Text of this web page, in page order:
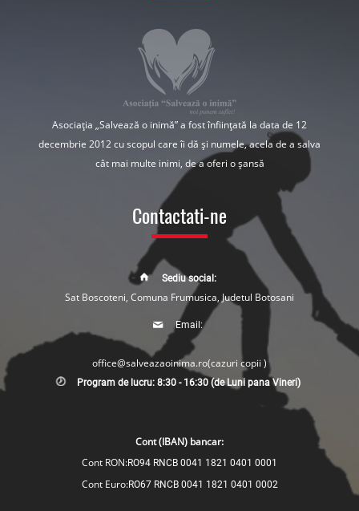
Asociația „Salvează o inimă” a fost înființată la data de 12
decembrie 2012 cu scopul care îi dă și numele, acela de a salva
cât mai multe inimi, de a oferi o șansă
Contactati-ne
Sediu social:
Sat Boscoteni, Comuna Frumusica, Judetul Botosani
Email:
office@salveazaoinima.ro(cazuri copii )
Program de lucru: 8:30 - 16:30 (de Luni pana Vineri)
Cont (IBAN) bancar:
Cont RON:RO94 RNCB 0041 1821 0401 0001
Cont Euro:RO67 RNCB 0041 1821 0401 0002